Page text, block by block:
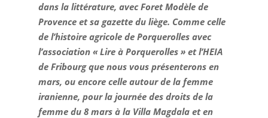
dans la littérature, avec Foret Modèle de
Provence et sa gazette du liège. Comme celle
de l’histoire agricole de Porquerolles avec
l’association « Lire à Porquerolles » et l’HEIA
de Fribourg que nous vous présenterons en
mars, ou encore celle autour de la femme
iranienne, pour la journée des droits de la
femme du 8 mars à la Villa Magdala et en